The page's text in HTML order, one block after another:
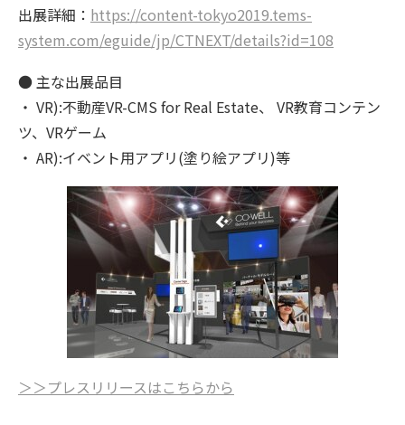
出展詳細： https://content-tokyo2019.tems-
system.com/eguide/jp/CTNEXT/details?id=108
● 主な出展品目
・ VR):不動産VR-CMS for Real Estate、 VR教育コンテン
ツ、VRゲーム
・ AR):イベント用アプリ(塗り絵アプリ)等
＞＞プレスリリースはこちらから